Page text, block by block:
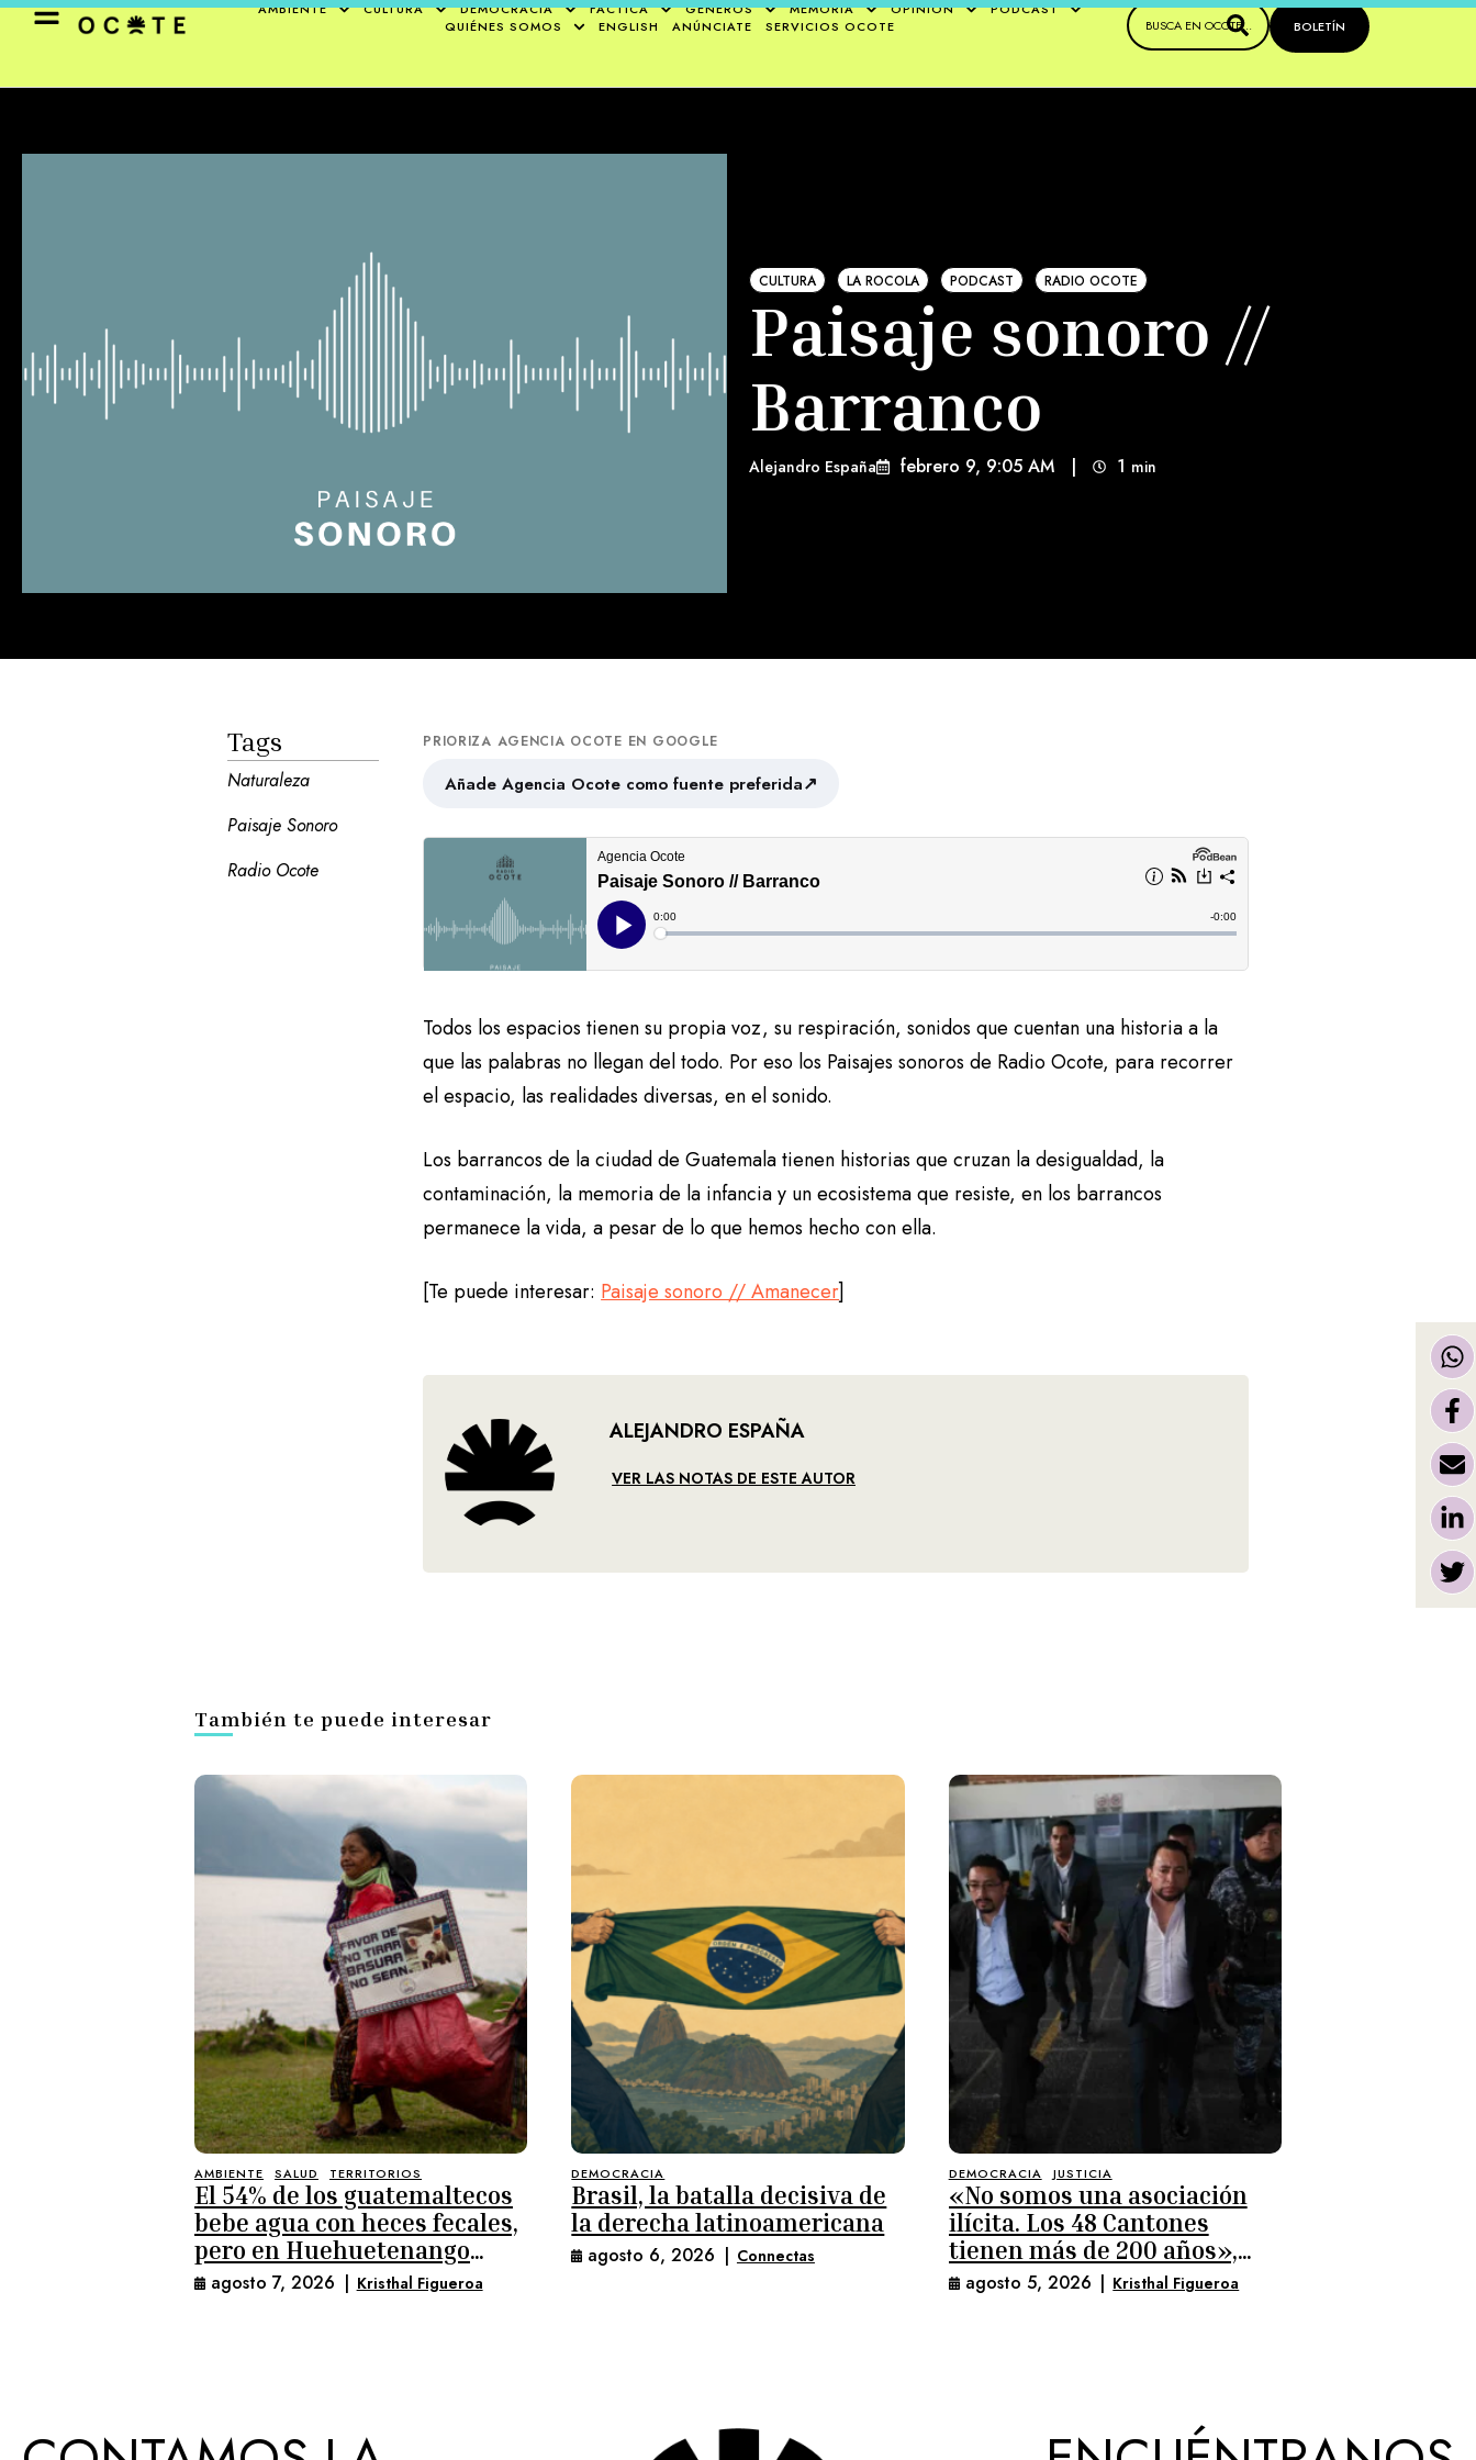
AMBIENTE CULTURA DEMOCRACIA FÁCTICA GÉNEROS MEMORIA OPINIÓN
PODCAST
QUIÉNES SOMOS
ENGLISH ANÚNCIATE SERVICIOS OCOTE BOLETÍN
CULTURA LA ROCOLA PODCAST RADIO OCOTE
Paisaje sonoro //
Barranco
Alejandro España febrero 9, 9:05 AM | 1 min
Tags
Naturaleza
Paisaje Sonoro
Radio Ocote
PRIORIZA AGENCIA OCOTE EN GOOGLE
Añade Agencia Ocote como fuente preferida↗
Todos los espacios tienen su propia voz, su respiración, sonidos que cuentan una historia a la
que las palabras no llegan del todo. Por eso los Paisajes sonoros de Radio Ocote, para recorrer
el espacio, las realidades diversas, en el sonido.
Los barrancos de la ciudad de Guatemala tienen historias que cruzan la desigualdad, la
contaminación, la memoria de la infancia y un ecosistema que resiste, en los barrancos
permanece la vida, a pesar de lo que hemos hecho con ella.
[Te puede interesar: Paisaje sonoro // Amanecer]
ALEJANDRO ESPAÑA
VER LAS NOTAS DE ESTE AUTOR
También te puede interesar
AMBIENTE SALUD TERRITORIOS
El 54% de los guatemaltecos
bebe agua con heces fecales,
pero en Huehuetenango
aumenta al 83%
agosto 7, 2026 | Kristhal Figueroa
DEMOCRACIA
Brasil, la batalla decisiva de
la derecha latinoamericana
agosto 6, 2026 | Connectas
DEMOCRACIA JUSTICIA
«No somos una asociación
ilícita. Los 48 Cantones
tienen más de 200 años»,
caso Luis Pacheco y Héctor
agosto 5, 2026 | Kristhal Figueroa